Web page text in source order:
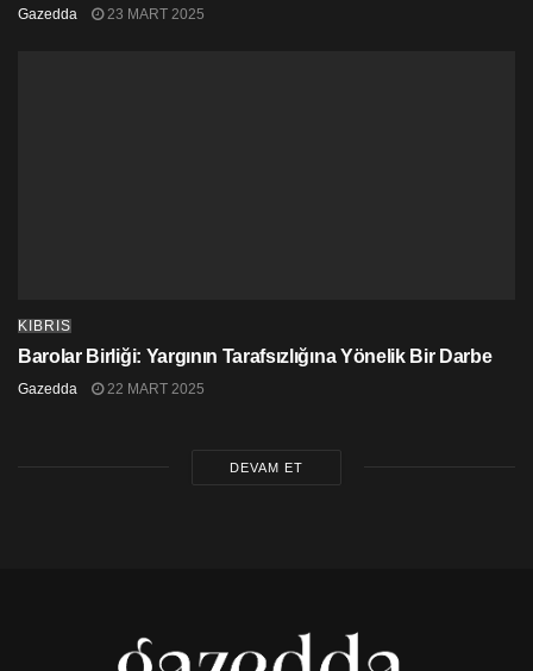
Gazedda 23 MART 2025
KIBRIS
Barolar Birliği: Yargının Tarafsızlığına Yönelik Bir Darbe
Gazedda 22 MART 2025
DEVAM ET